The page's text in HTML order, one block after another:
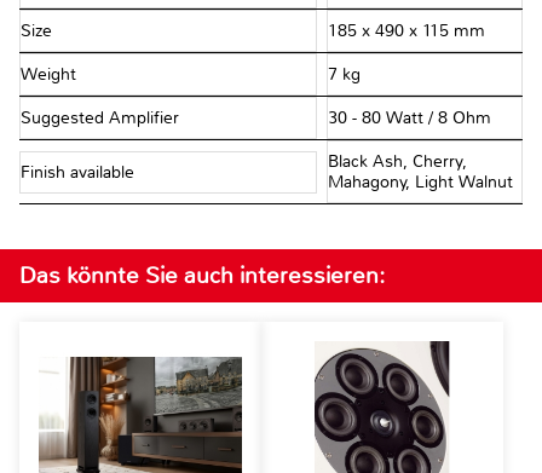
Size 185 x 490 x 115 mm
Weight 7 kg
Suggested Amplifier 30 - 80 Watt / 8 Ohm
Finish available
Black Ash, Cherry,
Mahagony, Light Walnut
Das könnte Sie auch interessieren: